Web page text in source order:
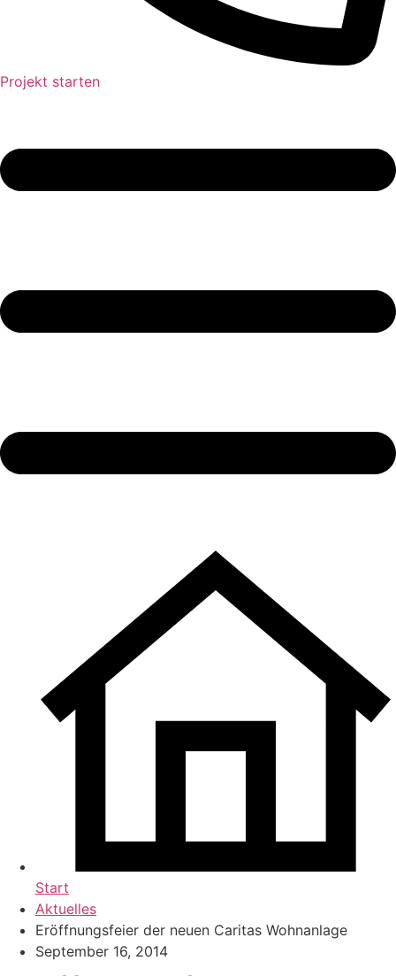
Projekt starten
Start
Aktuelles
Eröffnungsfeier der neuen Caritas Wohnanlage
September 16, 2014